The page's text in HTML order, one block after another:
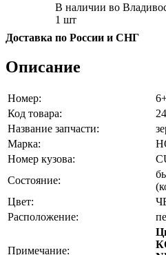
В наличии во
1 шт
Доставка по России и СНГ
Описание
Номер:
Код товара:
Название запчасти:
Марка:
Номер кузова:
Состояние:
Цвет:
Расположение:
Примечание: